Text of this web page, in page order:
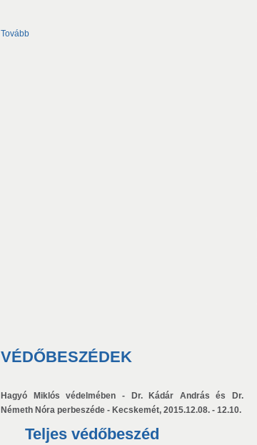
Tovább
VÉDŐBESZÉDEK
Hagyó Miklós védelmében - Dr. Kádár András és Dr.
Németh Nóra perbeszéde - Kecskemét, 2015.12.08. - 12.10.
Teljes védőbeszéd